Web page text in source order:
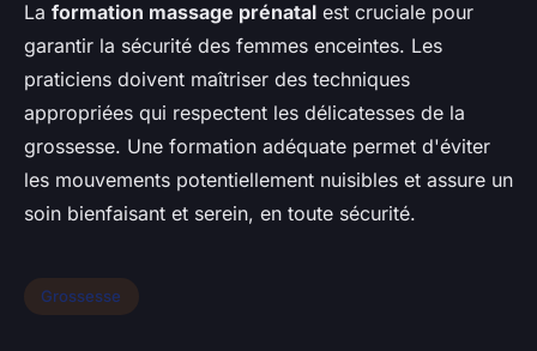
La formation massage prénatal est cruciale pour
garantir la sécurité des femmes enceintes. Les
praticiens doivent maîtriser des techniques
appropriées qui respectent les délicatesses de la
grossesse. Une formation adéquate permet d'éviter
les mouvements potentiellement nuisibles et assure un
soin bienfaisant et serein, en toute sécurité.
Grossesse